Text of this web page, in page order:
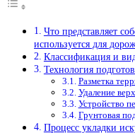
Что представляет
используется для
Классификация и
Технология
Разметка
Удаление
Устройство
Грунтовая
Процесс укладки